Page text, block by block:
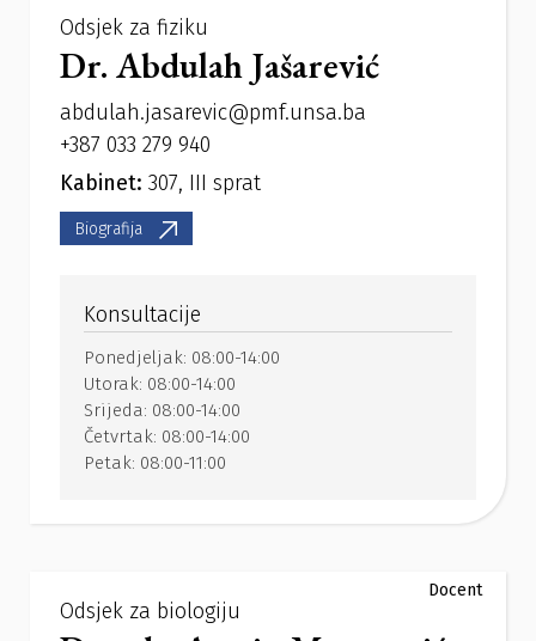
Odsjek za fiziku
Dr. Abdulah Jašarević
abdulah.jasarevic@pmf.unsa.ba
+387 033 279 940
Kabinet: 307, III sprat
Biografija
Konsultacije
Ponedjeljak: 08:00-14:00
Utorak: 08:00-14:00
Srijeda: 08:00-14:00
Četvrtak: 08:00-14:00
Petak: 08:00-11:00
Docent
Odsjek za biologiju